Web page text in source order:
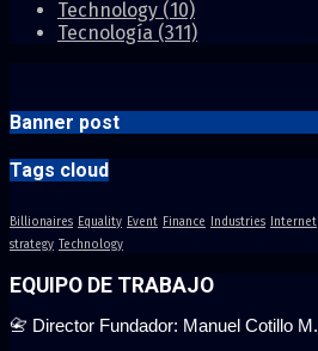
Technology (10)
Tecnología (311)
Banner post
Tags cloud
Billionaires Equality Event Finance Industries Internet
strategy Technology
EQUIPO DE TRABAJO
📇 Director Fundador: Manuel Cotillo M.